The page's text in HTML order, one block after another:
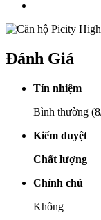
Đánh Giá
Tín nhiệm
Bình thường
Kiểm duyệt
Chất lượng
Chính chủ
Không